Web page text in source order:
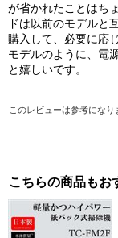
が省かれたことはち
ドは以前のモデルと
購入して、必要に応
モデルのように、電
と嬉しいです。
このレビューは参考になり
こちらの商品もお